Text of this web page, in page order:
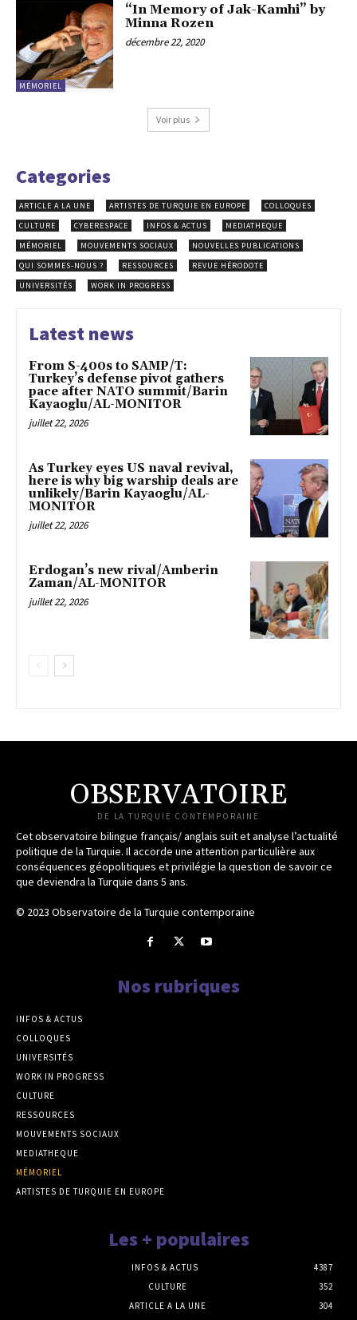
MÉMORIEL
“In Memory of Jak-Kamhi” by
Minna Rozen
décembre 22, 2020
Voir plus
Categories
ARTICLE A LA UNE ARTISTES DE TURQUIE EN EUROPE
COLLOQUES
CULTURE
CYBERESPACE INFOS & ACTUS
MEDIATHEQUE
MÉMORIEL
MOUVEMENTS SOCIAUX
NOUVELLES PUBLICATIONS
QUI SOMMES-NOUS ?
RESSOURCES
REVUE HÉRODOTE
UNIVERSITÉS
WORK IN PROGRESS
Latest news
From S-400s to SAMP/T:
Turkey’s defense pivot gathers
pace after NATO summit/Barin
Kayaoglu/AL-MONITOR
juillet 22, 2026
As Turkey eyes US naval revival,
here is why big warship deals are
unlikely/Barin Kayaoglu/AL-
MONITOR
juillet 22, 2026
Erdogan’s new rival/Amberin
Zaman/AL-MONITOR
juillet 22, 2026
OBSERVATOIRE
DE LA TURQUIE CONTEMPORAINE
Cet observatoire bilingue français/ anglais suit et analyse l’actualité
politique de la Turquie. Il accorde une attention particulière aux
conséquences géopolitiques et privilégie la question de savoir ce
que deviendra la Turquie dans 5 ans.
© 2023 Observatoire de la Turquie contemporaine
Nos rubriques
INFOS & ACTUS
COLLOQUES
UNIVERSITÉS
WORK IN PROGRESS
CULTURE
RESSOURCES
MOUVEMENTS SOCIAUX
MEDIATHEQUE
MÉMORIEL
ARTISTES DE TURQUIE EN EUROPE
Les + populaires
INFOS & ACTUS
4387
CULTURE
352
ARTICLE A LA UNE
304